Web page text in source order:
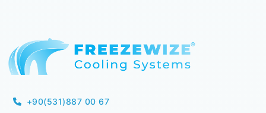
+90(531)887 00 67